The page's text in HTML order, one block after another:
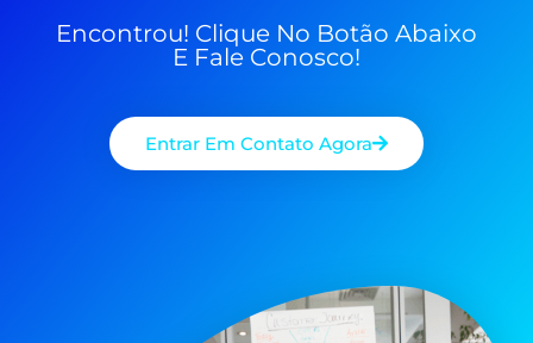
Encontrou! Clique No Botão Abaixo
E Fale Conosco!
Entrar Em Contato Agora